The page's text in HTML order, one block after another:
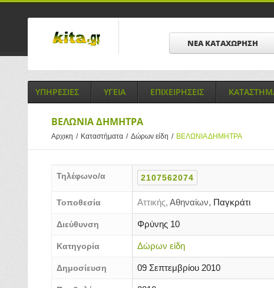
ΝΕΑ ΚΑΤΑΧΩΡΗΣΗ
ΥΠΗΡΕΣΙΕΣ ΥΓΕΙΑ ΕΠΙΧΕΙΡΗΣΕΙΣ
ΒΕΛΩΝΙΑ ΔΗΜΗΤΡΑ
Αρχικη / Καταστήματα / Δώρων είδη / ΒΕΛΩΝΙΑ ΔΗΜΗΤΡΑ
Τηλέφωνο/α 2107562074
Τοποθεσία Αττικής, Αθηναίων, Παγκράτι
Διεύθυνση Φρύνης 10
Κατηγορία Δώρων είδη
Δημοσίευση 09 Σεπτεμβρίου 2010